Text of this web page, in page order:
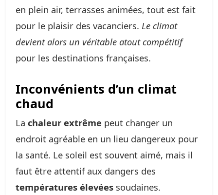
en plein air, terrasses animées, tout est fait
pour le plaisir des vacanciers. Le climat
devient alors un véritable atout compétitif
pour les destinations françaises.
Inconvénients d’un climat
chaud
La chaleur extrême peut changer un
endroit agréable en un lieu dangereux pour
la santé. Le soleil est souvent aimé, mais il
faut être attentif aux dangers des
températures élevées soudaines.